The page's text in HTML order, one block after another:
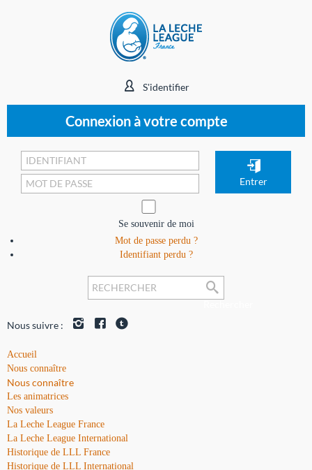
S'identifier
Connexion à votre compte
Se souvenir de moi
Mot de passe perdu ?
Identifiant perdu ?
Nous suivre :
Accueil
Nous connaître
Nous connaître
Les animatrices
Nos valeurs
La Leche League France
La Leche League International
Historique de LLL France
Historique de LLL International